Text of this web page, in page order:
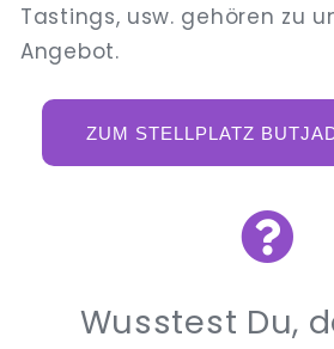
Tastings, usw. gehören zu
Angebot.
ZUM STELLPLATZ
Wusstest Du,